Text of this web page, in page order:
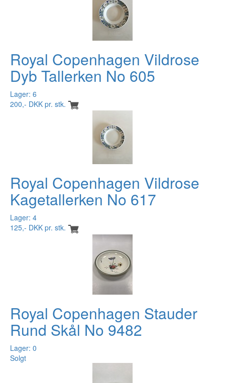
Royal Copenhagen Vildrose
Dyb Tallerken No 605
Lager: 6
200,- DKK pr. stk.
Royal Copenhagen Vildrose
Kagetallerken No 617
Lager: 4
125,- DKK pr. stk.
Royal Copenhagen Stauder
Rund Skål No 9482
Lager: 0
Solgt